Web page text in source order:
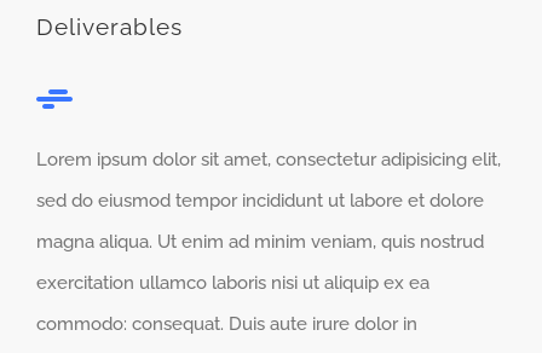
Deliverables
Lorem ipsum dolor sit amet, consectetur adipisicing elit,
sed do eiusmod tempor incididunt ut labore et dolore
magna aliqua. Ut enim ad minim veniam, quis nostrud
exercitation ullamco laboris nisi ut aliquip ex ea
commodo: consequat. Duis aute irure dolor in